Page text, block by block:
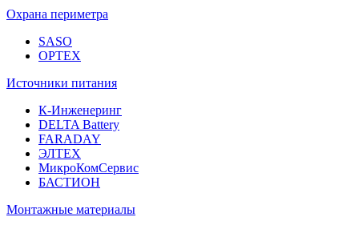
Охрана периметра
SASO
OPTEX
Источники питания
К-Инженеринг
DELTA Battery
FARADAY
ЭЛТЕХ
МикроКомСервис
БАСТИОН
Монтажные материалы